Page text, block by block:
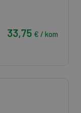
33,75 € / kom